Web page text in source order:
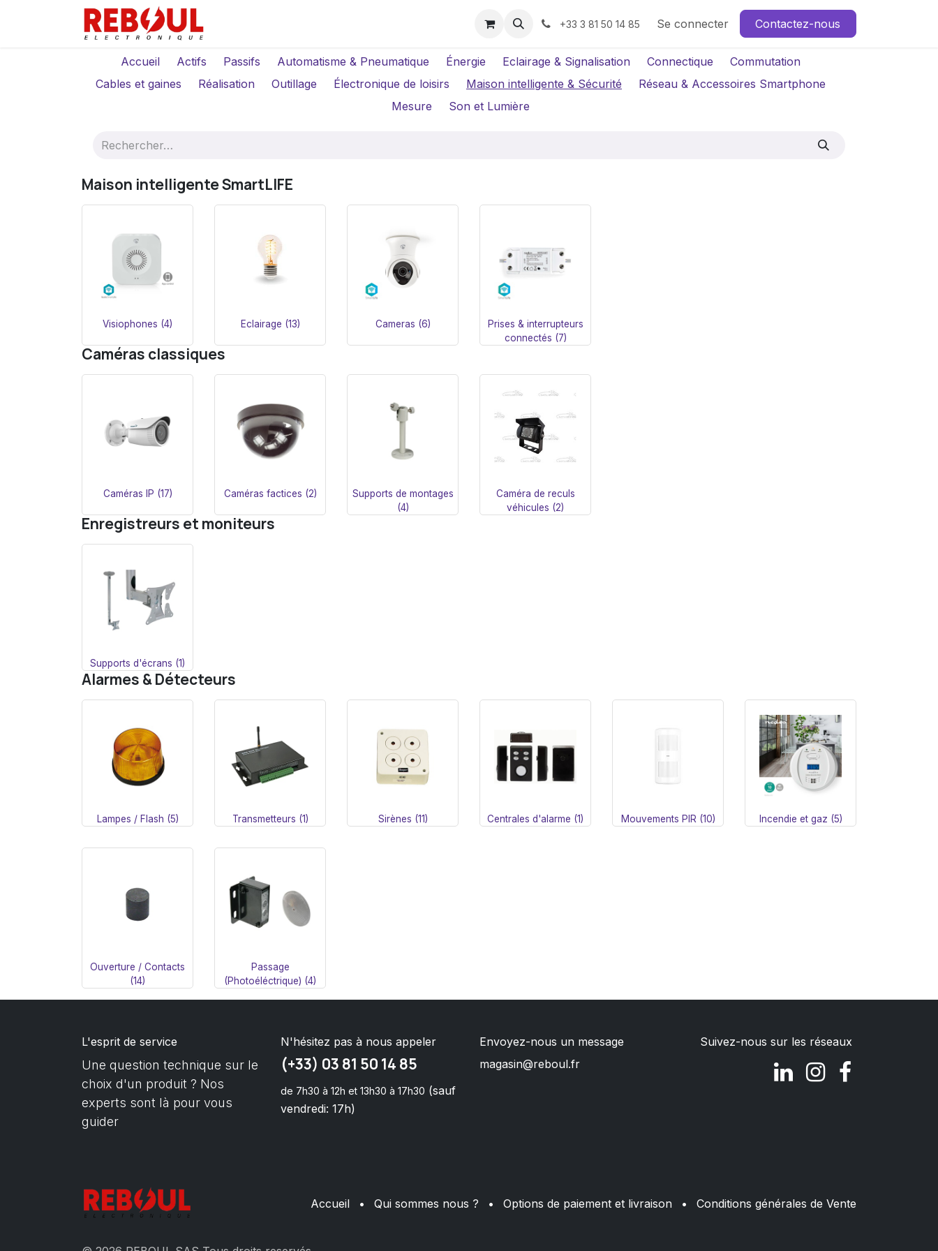
Se rendre au contenu
Location Caméras +33 3 81 50 14 85 Se connecter Contactez-nous
Accueil Actifs Passifs Automatisme & Pneumatique Énergie Eclairage & Signalisation Connectique
Commutation
Cables et gaines
Réalisation Outillage Électronique de loisirs Maison intelligente & Sécurité
Réseau & Accessoires Smartphone
Mesure
Son et Lumière
Maison intelligente SmartLIFE
Visiophones (4) Eclairage (13) Cameras (6)
Prises & interrupteurs
connectés (7)
Caméras classiques
Caméras IP (17) Caméras factices (2)
Supports de montages
(4)
Caméra de reculs
véhicules (2)
Enregistreurs et moniteurs
Supports d'écrans (1)
Alarmes & Détecteurs
Lampes / Flash (5) Transmetteurs (1) Sirènes (11) Centrales d'alarme (1) Mouvements PIR (10) Incendie et gaz (5)
Ouverture / Contacts
(14)
Passage
(Photoéléctrique) (4)
L'esprit de service
Une question technique sur le
choix d'un produit ? Nos
experts sont là pour vous
guider
N'hésitez pas à nous appeler
(+33) 03 81 50 14 85
de 7h30 à 12h et 13h30 à 17h30 (sauf
vendredi: 17h)
Envoyez-nous un message
magasin@reboul.fr
Suivez-nous sur les réseaux
Accueil • Qui sommes nous ? • Options de paiement et livraison • Conditions générales de Vente